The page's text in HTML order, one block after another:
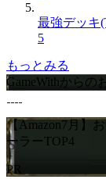
最強デッキ
5
もっとみる
GameWithからの
【Amazon7月】
ーラーTOP4
PR